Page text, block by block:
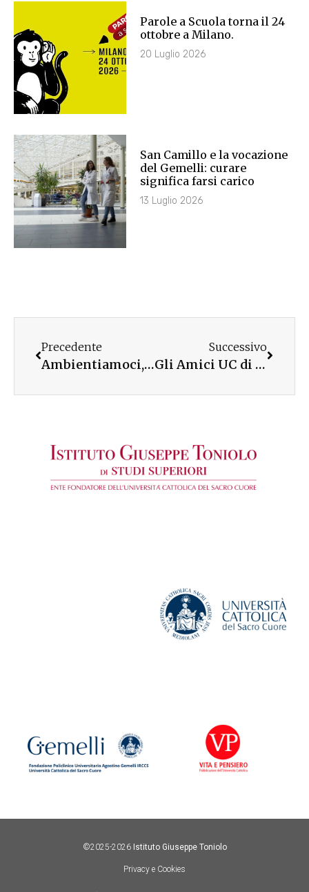
Parole a Scuola torna il 24
ottobre a Milano.
20 Luglio 2026
San Camillo e la vocazione
del Gemelli: curare
significa farsi carico
13 Luglio 2026
Precedente
Ambientiamoci, la formazione per i giovani a Lucca
Successivo
Gli Amici UC di Siracusa in visita al sarcofago di Adelfia
©2025-2026 Istituto Giuseppe Toniolo
Privacy e Cookies